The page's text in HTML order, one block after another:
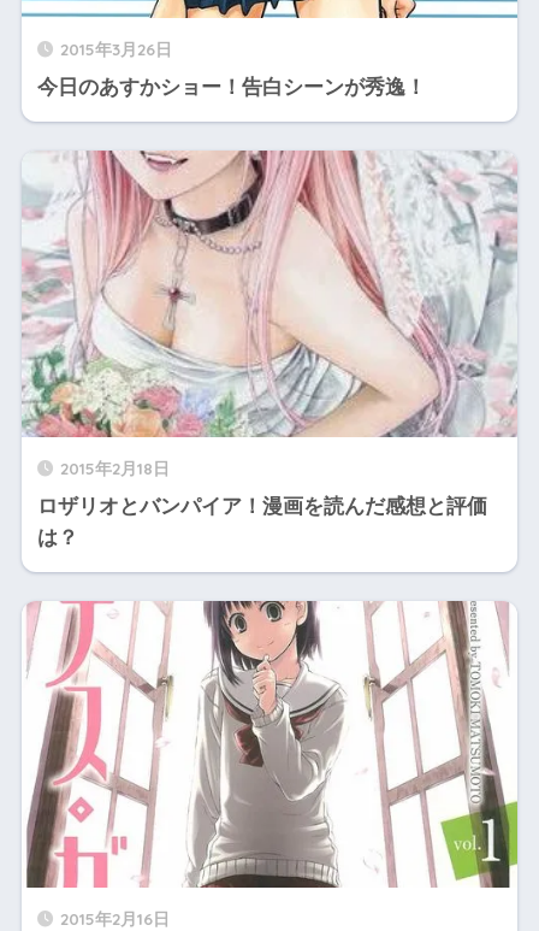
2015年3月26日
今日のあすかショー！告白シーンが秀逸！
2015年2月18日
ロザリオとバンパイア！漫画を読んだ感想と評価
は？
2015年2月16日